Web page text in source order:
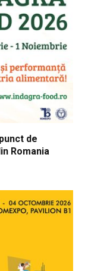
de
Romania